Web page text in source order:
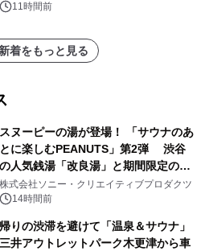
11時間前
着をもっと見る
スヌーピーの湯が登場！ 「サウナのあ
とに楽しむPEANUTS」第2弾 渋谷
の人気銭湯「改良湯」と期間限定のコ
ラボレーション サウナイキタイコラ
ボグッズも発売決定！
株式会社ソニー・クリエイティブプロダクツ
14時間前
帰りの渋滞を避けて「温泉＆サウナ」
三井アウトレットパーク木更津から車